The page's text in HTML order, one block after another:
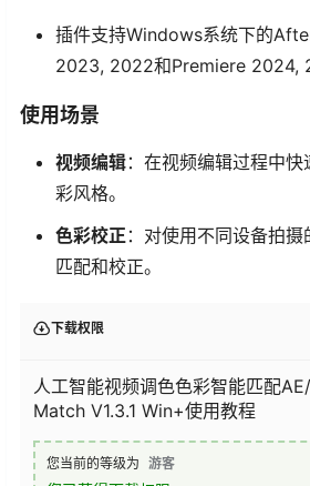
插件支持Windows系统下的
2023, 2022和Premiere 2024,
使用场景
视频编辑：在视频编辑过程中
彩风格。
色彩校正：对使用不同设备拍
匹配和校正。
下载权限
人工智能视频调色色彩智能匹配
Match V1.3.1 Win+使用教程
您当前的等级为 游客